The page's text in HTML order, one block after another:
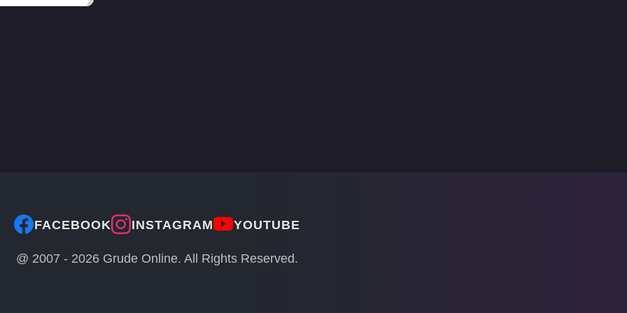
FACEBOOK INSTAGRAM YOUTUBE
@ 2007 - 2026Grude Online. All Rights Reserved.